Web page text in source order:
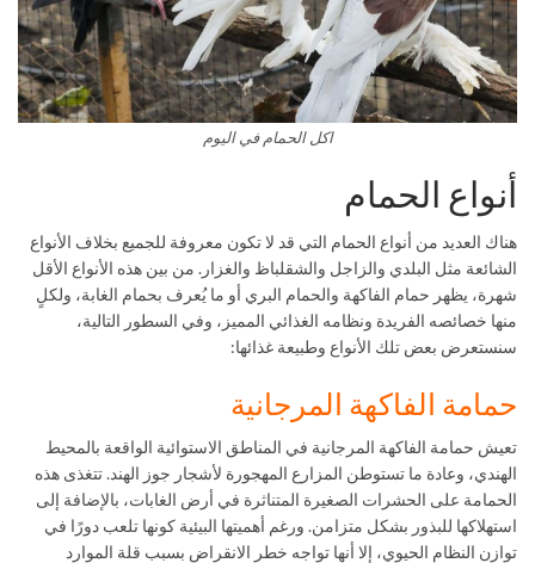
اكل الحمام في اليوم
أنواع الحمام
هناك العديد من أنواع الحمام التي قد لا تكون معروفة للجميع بخلاف الأنواع
الشائعة مثل البلدي والزاجل والشقلباظ والغزار. من بين هذه الأنواع الأقل
شهرة، يظهر حمام الفاكهة والحمام البري أو ما يُعرف بحمام الغابة، ولكلٍ
منها خصائصه الفريدة ونظامه الغذائي المميز، وفي السطور التالية،
سنستعرض بعض تلك الأنواع وطبيعة غذائها:
حمامة الفاكهة المرجانية
تعيش حمامة الفاكهة المرجانية في المناطق الاستوائية الواقعة بالمحيط
الهندي، وعادة ما تستوطن المزارع المهجورة لأشجار جوز الهند. تتغذى هذه
الحمامة على الحشرات الصغيرة المتناثرة في أرض الغابات، بالإضافة إلى
استهلاكها للبذور بشكل متزامن. ورغم أهميتها البيئية كونها تلعب دورًا في
توازن النظام الحيوي، إلا أنها تواجه خطر الانقراض بسبب قلة الموارد